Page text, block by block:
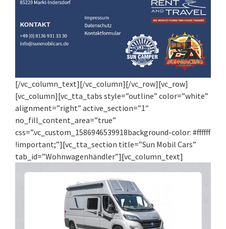
[/vc_column_text][/vc_column][/vc_row][vc_row]
[vc_column][vc_tta_tabs style=”outline” color=”white”
alignment=”right” active_section=”1″
no_fill_content_area=”true”
css=”.vc_custom_1586946539918background-color: #ffffff
!important;”][vc_tta_section title=”Sun Mobil Cars”
tab_id=”Wohnwagenhändler”][vc_column_text]